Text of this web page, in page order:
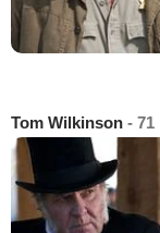
Tom Wilkinson - 71